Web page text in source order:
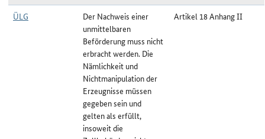
ÜLG
Der Nachweis einer
unmittelbaren
Beförderung muss nicht
erbracht werden. Die
Nämlichkeit und
Nichtmanipulation der
Erzeugnisse müssen
gegeben sein und
gelten als erfüllt,
insoweit die
Artikel 18 Anhang II